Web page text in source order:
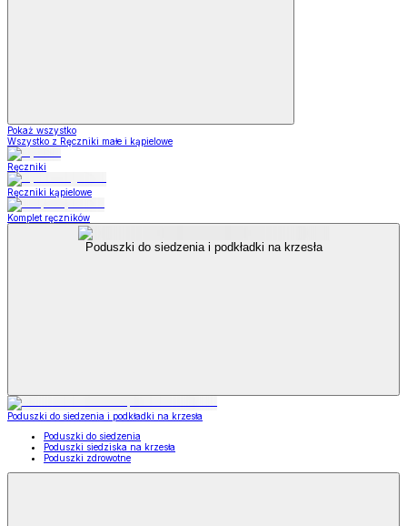
Pokaż wszystko
Wszystko z Ręczniki małe i kąpielowe
Ręczniki
Ręczniki kąpielowe
Komplet ręczników
Poduszki do siedzenia i podkładki na krzesła
Poduszki do siedzenia i podkładki na krzesła
Poduszki do siedzenia
Poduszki siedziska na krzesła
Poduszki zdrowotne